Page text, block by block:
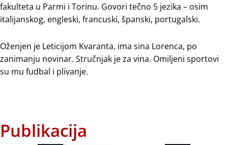
fakulteta u Parmi i Torinu. Govori tečno 5 jezika – osim
italijanskog, engleski, francuski, španski, portugalski.
Oženjen je Leticijom Kvaranta, ima sina Lorenca, po
zanimanju novinar. Stručnjak je za vina. Omiljeni sportovi
su mu fudbal i plivanje.
Publikacija